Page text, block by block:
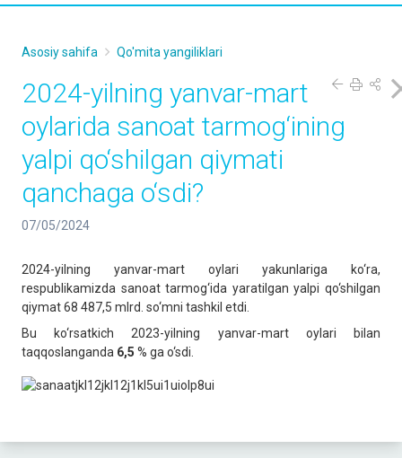
Asosiy sahifa Qo'mita yangiliklari
2024-yilning yanvar-mart
oylarida sanoat tarmog‘ining
yalpi qo‘shilgan qiymati
qanchaga o‘sdi?
07/05/2024
2024-yilning yanvar-mart oylari yakunlariga ko‘ra,
respublikamizda sanoat tarmog‘ida yaratilgan yalpi qo‘shilgan
qiymat 68 487,5 mlrd. so‘mni tashkil etdi.
Bu ko‘rsatkich 2023-yilning yanvar-mart oylari bilan
taqqoslanganda 6,5 % ga o‘sdi.